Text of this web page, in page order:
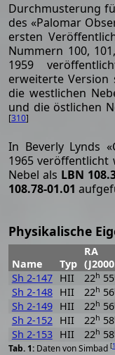
Durchmusterung
des «Palomar
ersten
Nummern 100,
1959
erweiterte
die westlichen
und die östlichen
[310]
In Beverly Lynds
1965 veröffentlicht
Nebel als LBN
108.78-01.01
Physikalische
Daten von Simbad [
Name Typ
RA
Sh 2-147 HII 22h 55
Sh 2-148 HII 22h 56
Sh 2-149 HII 22h 56
Sh 2-152 HII 22h 58
Sh 2-153 HII 22h 58